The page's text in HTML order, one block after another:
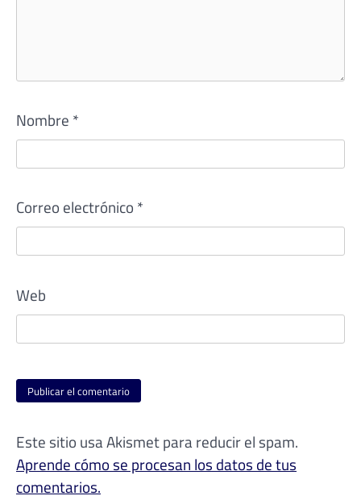
Nombre *
Correo electrónico *
Web
Este sitio usa Akismet para reducir el spam.
Aprende cómo se procesan los datos de tus
comentarios.